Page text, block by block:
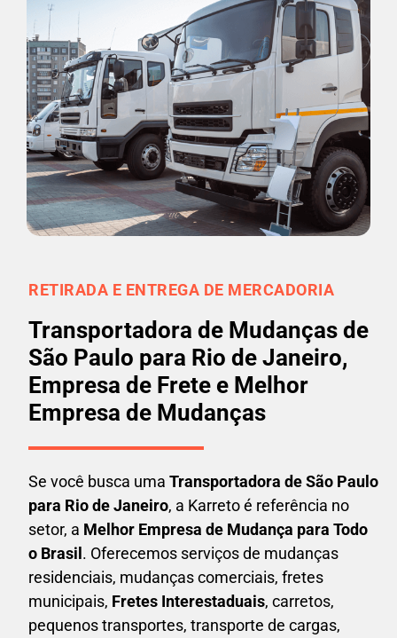
RETIRADA E ENTREGA DE MERCADORIA
Transportadora de Mudanças de
São Paulo para Rio de Janeiro,
Empresa de Frete e Melhor
Empresa de Mudanças
Se você busca uma Transportadora de São Paulo
para Rio de Janeiro, a Karreto é referência no
setor, a Melhor Empresa de Mudança para Todo
o Brasil. Oferecemos serviços de mudanças
residenciais, mudanças comerciais, fretes
municipais, Fretes Interestaduais, carretos,
pequenos transportes, transporte de cargas,